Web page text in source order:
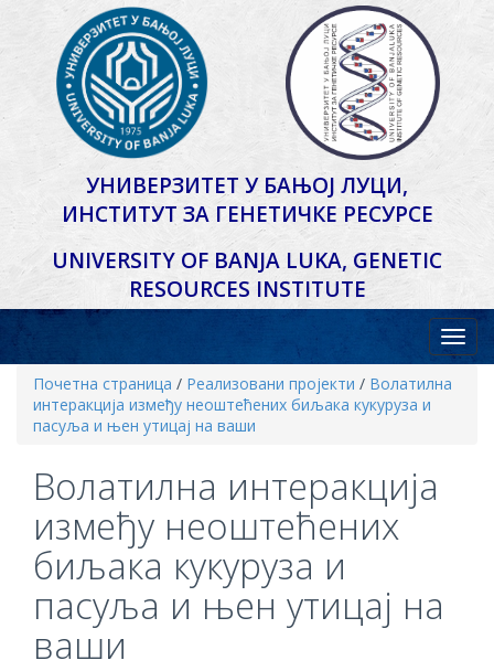
УНИВЕРЗИТЕТ У БАЊОЈ ЛУЦИ,
ИНСТИТУТ ЗА ГЕНЕТИЧКЕ РЕСУРСЕ
UNIVERSITY OF BANJA LUKA, GENETIC
RESOURCES INSTITUTE
Почетна страница / Реализовани пројекти / Волатилна
интеракција између неоштећених биљака кукуруза и
пасуља и њен утицај на ваши
Волатилна интеракција
између неоштећених
биљака кукуруза и
пасуља и њен утицај на
ваши